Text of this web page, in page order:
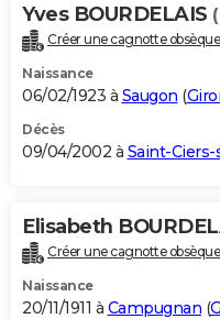
Yves BOURDELAIS
Créer une cagnotte
Naissance
06/02/1923 à Saugon (
Décès
09/04/2002 à Saint-
Elisabeth
Créer une cagnotte
Naissance
20/11/1911 à Campugnan (